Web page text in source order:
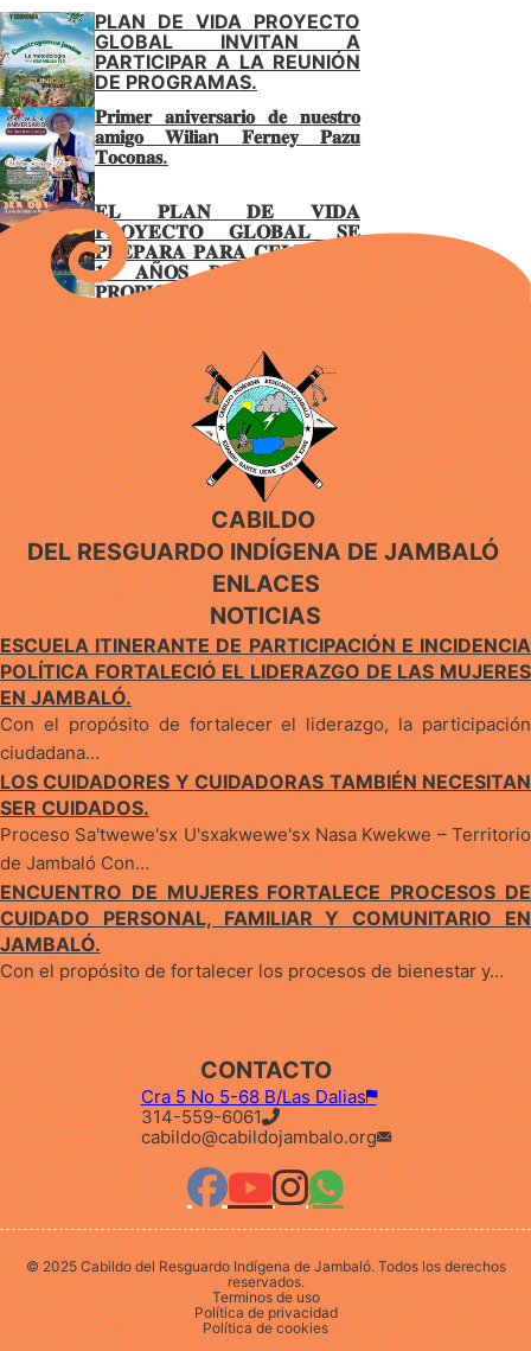
PLAN DE VIDA PROYECTO
GLOBAL INVITAN A
PARTICIPAR A LA REUNIÓN
DE PROGRAMAS.
𝐏𝐫𝐢𝐦𝐞𝐫 𝐚𝐧𝐢𝐯𝐞𝐫𝐬𝐚𝐫𝐢𝐨 𝐝𝐞 𝐧𝐮𝐞𝐬𝐭𝐫𝐨
𝐚𝐦𝐢𝐠𝐨 𝐖𝐢𝐥𝐢𝐚n 𝐅𝐞𝐫𝐧𝐞𝐲 𝐏𝐚𝐳𝐮
𝐓𝐨𝐜𝐨𝐧𝐚𝐬.
𝐄𝐋 𝐏𝐋𝐀𝐍 𝐃𝐄 𝐕𝐈𝐃𝐀
𝐏𝐑𝐎𝐘𝐄𝐂𝐓𝐎 𝐆𝐋𝐎𝐁𝐀𝐋 𝐒𝐄
𝐏𝐑𝐄𝐏𝐀𝐑𝐀 𝐏𝐀𝐑𝐀 𝐂𝐄𝐋𝐄𝐁𝐑𝐀𝐑
𝟏𝟓 𝐀Ñ𝐎𝐒 𝐃𝐄 𝐆𝐎𝐁𝐈𝐄𝐑𝐍𝐎
𝐏𝐑𝐎𝐏𝐈𝐎 𝐄𝐍 𝐉𝐀𝐌𝐁𝐀𝐋Ó
CABILDO
DEL RESGUARDO INDÍGENA DE JAMBALÓ
ENLACES
NOTICIAS
ESCUELA ITINERANTE DE PARTICIPACIÓN E INCIDENCIA
POLÍTICA FORTALECIÓ EL LIDERAZGO DE LAS MUJERES
EN JAMBALÓ.
Con el propósito de fortalecer el liderazgo, la participación
ciudadana…
LOS CUIDADORES Y CUIDADORAS TAMBIÉN NECESITAN
SER CUIDADOS.
Proceso Sa'twewe'sx U'sxakwewe'sx Nasa Kwekwe – Territorio
de Jambaló Con…
ENCUENTRO DE MUJERES FORTALECE PROCESOS DE
CUIDADO PERSONAL, FAMILIAR Y COMUNITARIO EN
JAMBALÓ.
Con el propósito de fortalecer los procesos de bienestar y…
CONTACTO
Cra 5 No 5-68 B/Las Dalias
314-559-6061
cabildo@cabildojambalo.org
© 2025 Cabildo del Resguardo Indígena de Jambaló. Todos los derechos
reservados.
Terminos de uso
Política de privacidad
Política de cookies